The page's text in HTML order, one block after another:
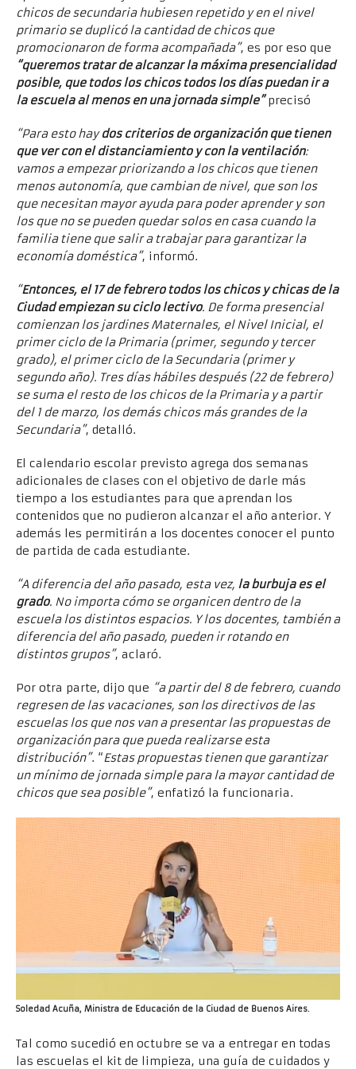
chicos de secundaria hubiesen repetido y en el nivel
primario se duplicó la cantidad de chicos que
promocionaron de forma acompañada”, es por eso que
“queremos tratar de alcanzar la máxima presencialidad
posible, que todos los chicos todos los días puedan ir a
la escuela al menos en una jornada simple”precisó
“Para esto haydos criterios de organización que tienen
que ver con el distanciamiento y con la ventilación:
vamos a empezar priorizando a los chicos que tienen
menos autonomía, que cambian de nivel, que son los
que necesitan mayor ayuda para poder aprender y son
los que no se pueden quedar solos en casa cuando la
familia tiene que salir a trabajar para garantizar la
economía doméstica”, informó.
“Entonces, el 17 de febrero todos los chicos y chicas de la
Ciudad empiezan su ciclo lectivo. De forma presencial
comienzan los jardines Maternales, el Nivel Inicial, el
primer ciclo de la Primaria (primer, segundo y tercer
grado), el primer ciclo de la Secundaria (primer y
segundo año). Tres días hábiles después (22 de febrero)
se suma el resto de los chicos de la Primaria y a partir
del 1 de marzo, los demás chicos más grandes de la
Secundaria”, detalló.
El calendario escolar previsto agrega dos semanas
adicionales de clases con el objetivo de darle más
tiempo a los estudiantes para que aprendan los
contenidos que no pudieron alcanzar el año anterior. Y
además les permitirán a los docentes conocer el punto
de partida de cada estudiante.
“A diferencia del año pasado, esta vez, la burbuja es el
grado. No importa cómo se organicen dentro de la
escuela los distintos espacios. Y los docentes, también a
diferencia del año pasado, pueden ir rotando en
distintos grupos”, aclaró.
Por otra parte, dijo que “a partir del 8 de febrero, cuando
regresen de las vacaciones, son los directivos de las
escuelas los que nos van a presentar las propuestas de
organización para que pueda realizarse esta
distribución”. “Estas propuestas tienen que garantizar
un mínimo de jornada simple para la mayor cantidad de
chicos que sea posible”, enfatizó la funcionaria.
Soledad Acuña, Ministra de Educación de la Ciudad de Buenos Aires.
Tal como sucedió en octubre se va a entregar en todas
las escuelas el kit de limpieza, una guía de cuidados y